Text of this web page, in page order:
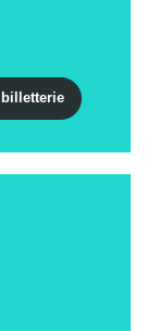
billetterie